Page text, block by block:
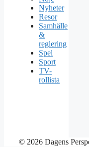
Nyheter
Resor
Samhälle
&
reglering
Spel
Sport
TV-
rollista
© 2026 Dagens